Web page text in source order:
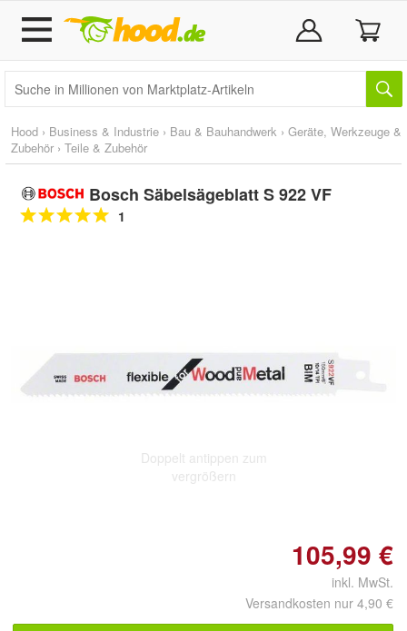
Hood › Business & Industrie › Bau & Bauhandwerk › Geräte, Werkzeuge &
Zubehör › Teile & Zubehör
Bosch Säbelsägeblatt S 922 VF
1
Doppelt antippen zum
vergrößern
105,99 €
inkl. MwSt.
Versandkosten nur 4,90 €